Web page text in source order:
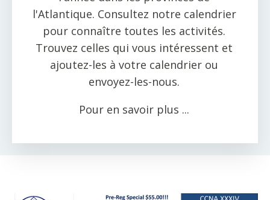
l'Atlantique. Consultez notre calendrier
pour connaître toutes les activités.
Trouvez celles qui vous intéressent et
ajoutez-les à votre calendrier ou
envoyez-les-nous.
Pour en savoir plus ...